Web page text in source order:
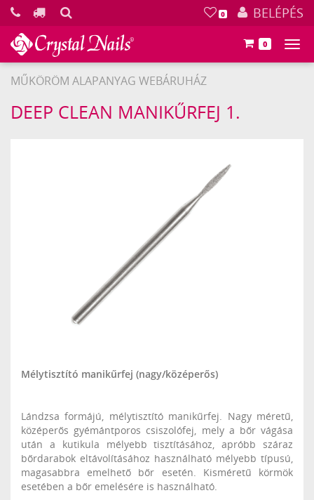
0 BELÉPÉS
0
MŰKÖRÖM ALAPANYAG WEBÁRUHÁZ
Crystal
Nails
DEEP CLEAN MANIKŰRFEJ 1.
Mélytisztító manikűrfej (nagy/középerős)
Lándzsa formájú, mélytisztító manikűrfej. Nagy méretű,
középerős gyémántporos csiszolófej, mely a bőr vágása
után a kutikula mélyebb tisztításához, apróbb száraz
bőrdarabok eltávolításához használható mélyebb típusú,
magasabbra emelhető bőr esetén. Kisméretű körmök
esetében a bőr emelésére is használható.